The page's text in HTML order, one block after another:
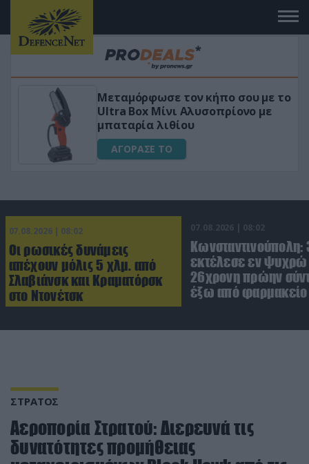
Μεταμόρφωσε τον κήπο σου με το
Ultra Box Μίνι Αλυσοπρίονο με
μπαταρία λιθίου
ΑΓΟΡΑΣΕ ΤΟ
07.08.2026 | 08:02
Οι ρωσικές δυνάμεις
απέχουν μόλις 5 χλμ. από
Σλαβιάνσκ και Κραματόρσκ
στο Ντονέτσκ
07.08.2026 | 08:02
Κωνσταντινούπολη:
εκτέλεσε εν ψυχρώ
26χρονη πρώην
έξω από φαρμακείο
ΣΤΡΑΤΟΣ
Αεροπορία Στρατού: Διερευνά τις
δυνατότητες προμήθειας